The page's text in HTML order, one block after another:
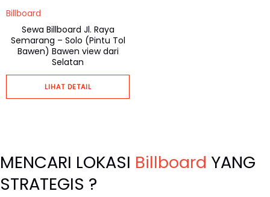
Billboard
Sewa Billboard Jl. Raya
Semarang – Solo (Pintu Tol
Bawen) Bawen view dari
Selatan
LIHAT DETAIL
MENCARI LOKASI Billboard YANG
STRATEGIS ?